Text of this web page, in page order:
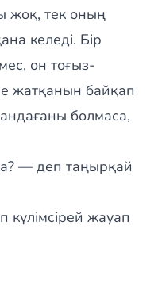
жоқ, тек оның
келеді. Бір
он тоғыз-
жатқанын байқап
болмаса,
— деп таңырқай
жауап